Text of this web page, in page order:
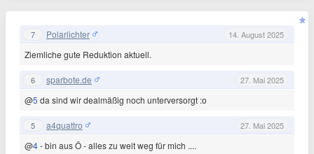
7 Polarlichter 14. August 2025
Ziemliche gute Reduktion aktuell.
6 sparbote.de 27. Mai 2025
@5 da sind wir dealmäßig noch unterversorgt :o
5 a4quattro 27. Mai 2025
@4- bin aus Ö - alles zu weit weg für mich ....